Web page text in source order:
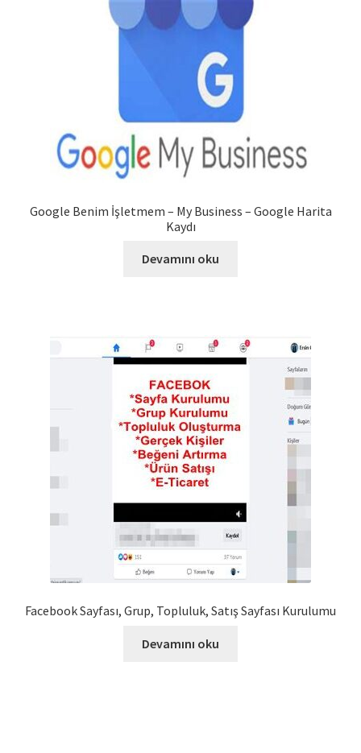
Google Benim İşletmem – My Business – Google Harita
Kaydı
Devamını oku
Facebook Sayfası, Grup, Topluluk, Satış Sayfası Kurulumu
Devamını oku